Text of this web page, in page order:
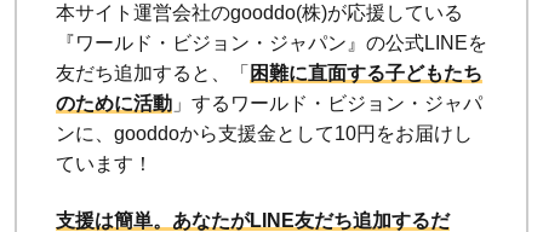
本サイト運営会社のgooddo(株)が応援している
『ワールド・ビジョン・ジャパン』の公式LINEを
友だち追加すると、「 困難に直面する子どもたち
のために活動 」するワールド・ビジョン・ジャパ
ンに、gooddoから支援金として10円をお届けし
ています！
支援は簡単。あなたがLINE友だち追加するだ